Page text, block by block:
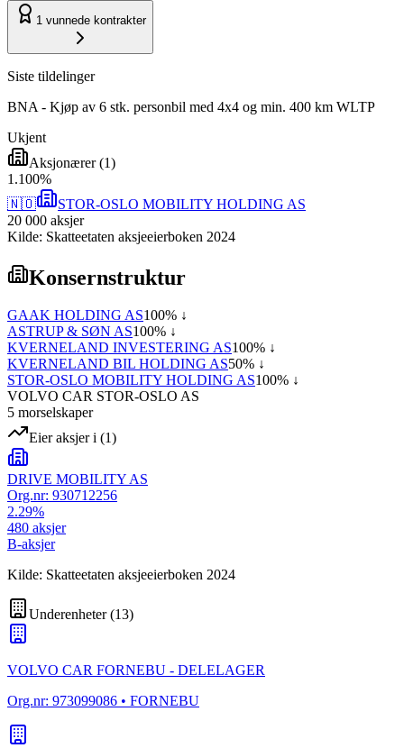
1 vunnede kontrakter
Siste tildelinger
BNA - Kjøp av 6 stk. personbil med 4x4 og min. 400 km WLTP
Ukjent
Aksjonærer(1)
1 .100%
🇳🇴
STOR-OSLO MOBILITY HOLDING AS
20 000 aksjer
Kilde: Skatteetaten aksjeeierboken 2024
Konsernstruktur
GAAK HOLDING AS100% ↓
ASTRUP & SØN AS100% ↓
KVERNELAND INVESTERING AS100% ↓
KVERNELAND BIL HOLDING AS50% ↓
STOR-OSLO MOBILITY HOLDING AS100% ↓
VOLVO CAR STOR-OSLO AS
5 morselskaper
Eier aksjer i (1)
DRIVE MOBILITY AS
Org.nr: 930712256
2.29%
480 aksjer
B-aksjer
Kilde: Skatteetaten aksjeeierboken 2024
Underenheter(13)
VOLVO CAR FORNEBU - DELELAGER
Org.nr: 973099086 • FORNEBU